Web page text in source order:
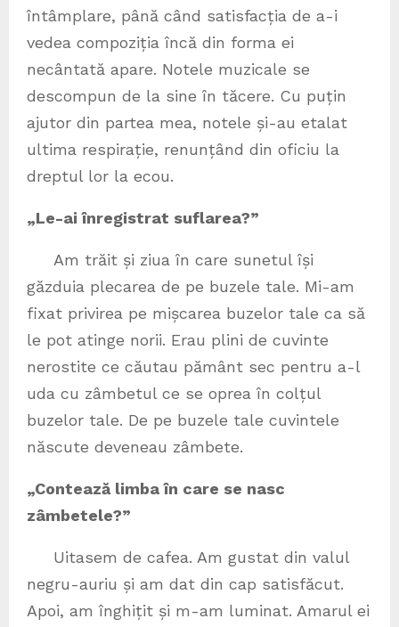
întâmplare, până când satisfacția de a-i
vedea compoziția încă din forma ei
necântată apare. Notele muzicale se
descompun de la sine în tăcere. Cu puțin
ajutor din partea mea, notele și-au etalat
ultima respirație, renunțând din oficiu la
dreptul lor la ecou.
„Le-ai înregistrat suflarea?”
Am trăit și ziua în care sunetul își
găzduia plecarea de pe buzele tale. Mi-am
fixat privirea pe mișcarea buzelor tale ca să
le pot atinge norii. Erau plini de cuvinte
nerostite ce căutau pământ sec pentru a-l
uda cu zâmbetul ce se oprea în colțul
buzelor tale. De pe buzele tale cuvintele
născute deveneau zâmbete.
„Contează limba în care se nasc
zâmbetele?”
Uitasem de cafea. Am gustat din valul
negru-auriu și am dat din cap satisfăcut.
Apoi, am înghițit și m-am luminat. Amarul ei